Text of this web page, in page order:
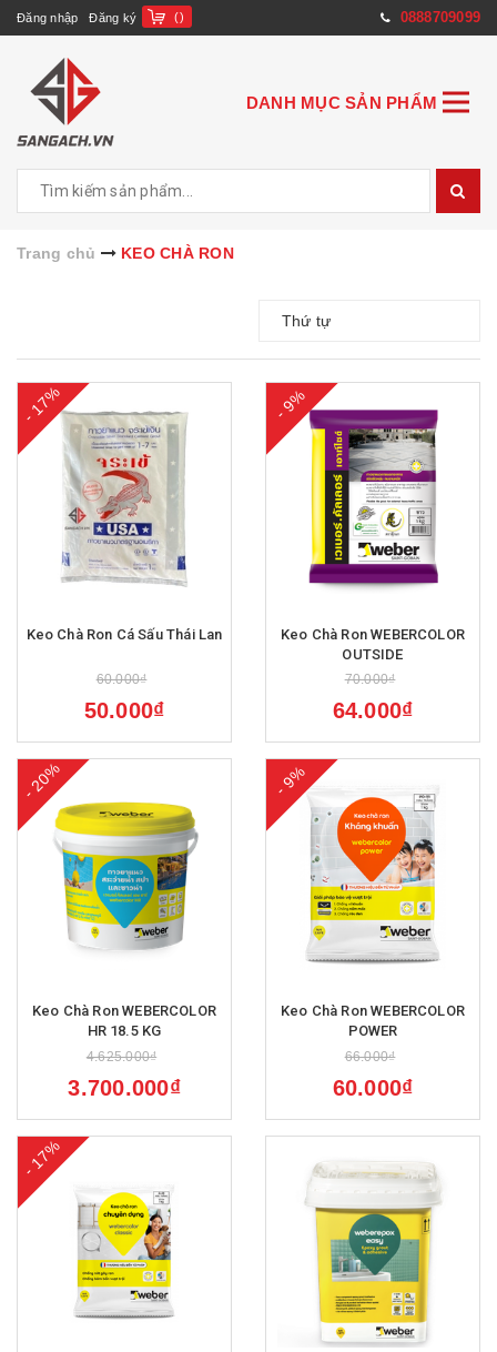
Đăng nhập Đăng ký () 0888709099
DANH MỤC SẢN PHẨM
Trang chủ KEO CHÀ RON
Thứ tự
- 17%
Keo Chà Ron Cá Sấu Thái Lan
60.000₫
50.000₫
- 9%
Keo Chà Ron WEBERCOLOR
OUTSIDE
70.000₫
64.000₫
- 20%
Keo Chà Ron WEBERCOLOR
HR 18.5 KG
4.625.000₫
3.700.000₫
- 9%
Keo Chà Ron WEBERCOLOR
POWER
66.000₫
60.000₫
- 17%